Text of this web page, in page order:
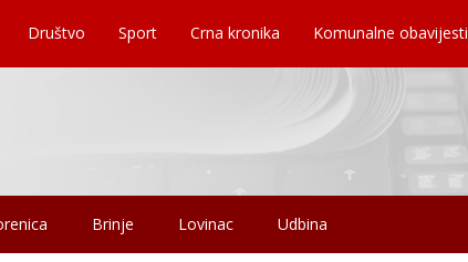
Društvo Sport Crna kronika Komunalne obavijesti
Brinje Lovinac Udbina